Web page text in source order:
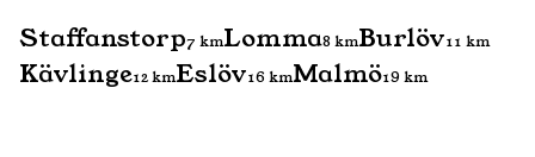
Staffanstorp7 kmLomma8 kmBurlöv11 km
Kävlinge12kmEslöv16 kmMalmö19 km